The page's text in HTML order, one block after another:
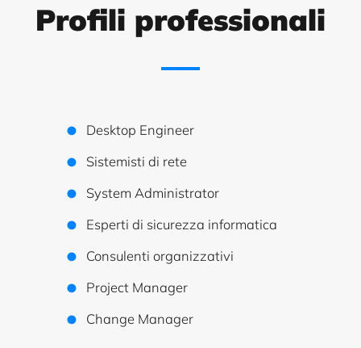
Profili professionali
Desktop Engineer
Sistemisti di rete
System Administrator
Esperti di sicurezza informatica
Consulenti organizzativi
Project Manager
Change Manager